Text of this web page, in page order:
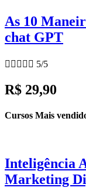
As 10
chat GPT
     5/5
R$ 29,90
Cursos Mais
Inteligência
Marketing